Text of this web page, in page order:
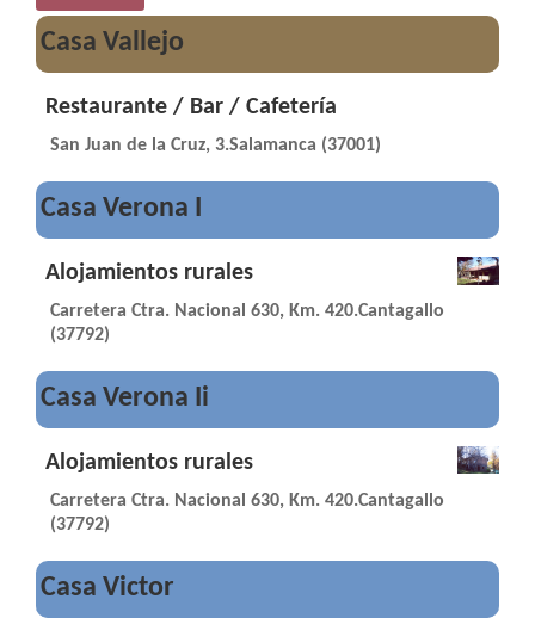
Casa Vallejo
Restaurante / Bar / Cafetería
San Juan de la Cruz, 3.Salamanca (37001)
Casa Verona I
Alojamientos rurales
Carretera Ctra. Nacional 630, Km. 420.Cantagallo
(37792)
Casa Verona Ii
Alojamientos rurales
Carretera Ctra. Nacional 630, Km. 420.Cantagallo
(37792)
Casa Victor